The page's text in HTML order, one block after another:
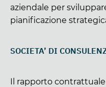
aziendale per
pianificazione
SOCIETA’ DI
Il rapporto